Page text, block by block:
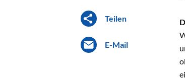
Teilen
E-Mail